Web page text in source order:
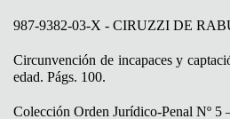
987-9382-03-X - CIRUZZI DE
Circunvención de incapaces y
edad. Págs. 100.
Colección Orden Jurídico-Penal Nº